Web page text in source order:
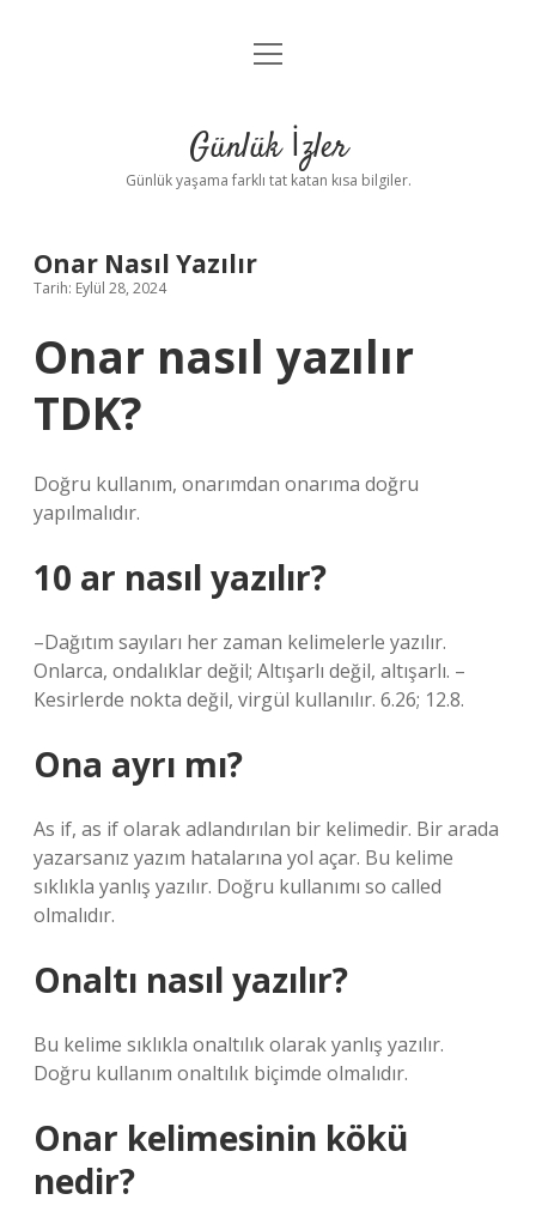
Anasayfa
Yasal Uyarı
menüyü
Günlük İzler
Günlük yaşama farklı tat katan kısa bilgiler.
Onar Nasıl Yazılır
Tarih: Eylül 28, 2024
Onar nasıl yazılır
TDK?
Doğru kullanım, onarımdan onarıma doğru
yapılmalıdır.
10 ar nasıl yazılır?
–Dağıtım sayıları her zaman kelimelerle yazılır.
Onlarca, ondalıklar değil; Altışarlı değil, altışarlı. –
Kesirlerde nokta değil, virgül kullanılır. 6.26; 12.8.
Ona ayrı mı?
As if, as if olarak adlandırılan bir kelimedir. Bir arada
yazarsanız yazım hatalarına yol açar. Bu kelime
sıklıkla yanlış yazılır. Doğru kullanımı so called
olmalıdır.
Onaltı nasıl yazılır?
Bu kelime sıklıkla onaltılık olarak yanlış yazılır.
Doğru kullanım onaltılık biçimde olmalıdır.
Onar kelimesinin kökü
nedir?